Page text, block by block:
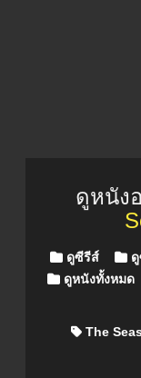
ดูหนัง
Posted in
ดูซีรีส์ ดู
ดูหนังทั้งหมด
The